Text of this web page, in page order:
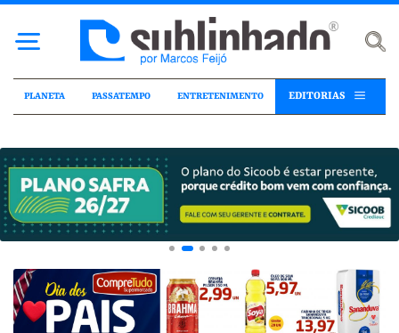
PLANETA PASSATEMPO ENTRETENIMENTO EDITORIAS